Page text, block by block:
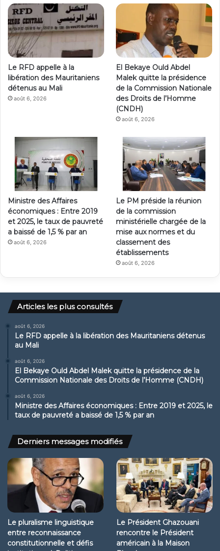
Le RFD appelle à la
libération des Mauritaniens
détenus au Mali
août 6, 2026
El Bekaye Ould Abdel
Malek quitte la présidence
de la Commission Nationale
des Droits de l’Homme
(CNDH)
août 6, 2026
Ministre des Affaires
économiques : Entre 2019
et 2025, le taux de pauvreté
a baissé de 1,5 % par an
août 6, 2026
Le PM préside la réunion
de la commission
ministérielle chargée de la
mise aux normes et du
classement des
établissements
août 6, 2026
Articles les plus consultés
août 6, 2026
Le RFD appelle à la libération des Mauritaniens détenus
au Mali
août 6, 2026
El Bekaye Ould Abdel Malek quitte la présidence de la
Commission Nationale des Droits de l’Homme (CNDH)
août 6, 2026
Ministre des Affaires économiques : Entre 2019 et 2025, le
taux de pauvreté a baissé de 1,5 % par an
Derniers messages modifiés
Le pluralisme linguistique
entre reconnaissance
constitutionnelle et défis
Le Président Ghazouani
rencontre le Président
américain à la Maison